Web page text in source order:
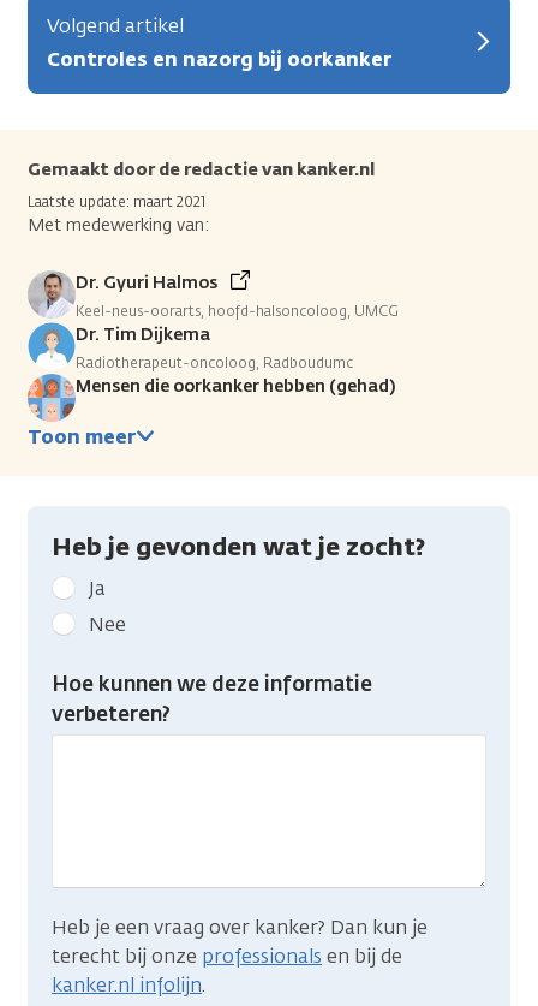
Volgend artikel
Controles en nazorg bij oorkanker
Gemaakt door de redactie van kanker.nl
Laatste update: maart 2021
Met medewerking van:
Dr. Gyuri Halmos
Keel-neus-oorarts, hoofd-halsoncoloog, UMCG
Dr. Tim Dijkema
Radiotherapeut-oncoloog, Radboudumc
Mensen die oorkanker hebben (gehad)
Toon meer
Heb je gevonden wat je zocht?
Geef
kanker.nl
feedback:
Heb
gevonden
Ja
Nee
Hoe kunnen we deze informatie
verbeteren?
Heb je een vraag over kanker? Dan kun je
terecht bij onze professionals en bij de
kanker.nl infolijn.